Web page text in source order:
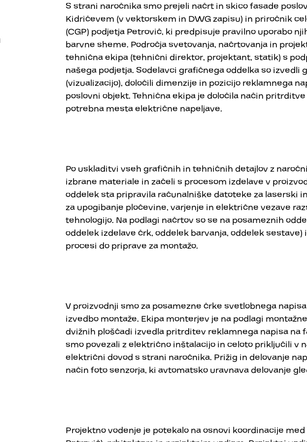
reklamni stebri
retro napisi
S strani naročnika smo prejeli načrt in skico fasade
Kidričevem (v vektorskem in DWG zapisu) in priročnik
(CGP) podjetja Petrovič, ki predpisuje pravilno uporabo
barvne sheme. Področja svetovanja, načrtovanja in
tehnična ekipa (tehnični direktor, projektant, statik) s
našega podjetja. Sodelavci grafičnega oddelka so
(vizualizacijo), določili dimenzije in pozicijo reklamnega
poslovni objekt. Tehnična ekipa je določila način
potrebna mesta električne napeljave.
Po uskladitvi vseh grafičnih in tehničnih detajlov z
izbrane materiale in začeli s procesom izdelave v
oddelek sta pripravila računalniške datoteke za laserski
za upogibanje pločevine, varjenje in električne vezave
tehnologijo. Na podlagi načrtov so se na posameznih
oddelek izdelave črk, oddelek barvanja, oddelek
procesi do priprave za montažo.
V proizvodnji smo za posamezne črke svetlobnega
izvedbo montaže. Ekipa monterjev je na podlagi
dvižnih ploščadi izvedla pritrditev reklamnega napisa na
smo povezali z električno inštalacijo in celoto priključili v
električni dovod s strani naročnika. Prižig in delovanje
način foto senzorja, ki avtomatsko uravnava delovanje
Projektno vodenje je potekalo na osnovi koordinacije